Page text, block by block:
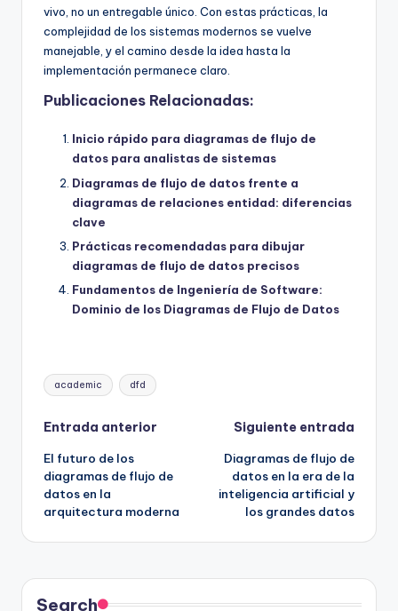
vivo, no un entregable único. Con estas prácticas, la
complejidad de los sistemas modernos se vuelve
manejable, y el camino desde la idea hasta la
implementación permanece claro.
Publicaciones Relacionadas:
Inicio rápido para diagramas de flujo de
datos para analistas de sistemas
Diagramas de flujo de datos frente a
diagramas de relaciones entidad: diferencias
clave
Prácticas recomendadas para dibujar
diagramas de flujo de datos precisos
Fundamentos de Ingeniería de Software:
Dominio de los Diagramas de Flujo de Datos
Etiquetas:
academic dfd
Navegación
de
entradas
Entrada anterior
El futuro de los
diagramas de flujo de
datos en la
arquitectura moderna
Siguiente entrada
Diagramas de flujo de
datos en la era de la
inteligencia artificial y
los grandes datos
Search